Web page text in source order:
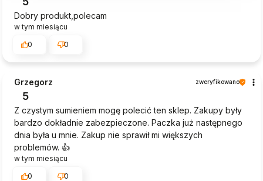
Dobry produkt,polecam
w tym miesiącu
0
0
Grzegorz zweryfikowano
5
Z czystym sumieniem mogę polecić ten sklep. Zakupy były
bardzo dokładnie zabezpieczone. Paczka już następnego
dnia była u mnie. Zakup nie sprawił mi większych
problemów. 👍️
w tym miesiącu
0
0